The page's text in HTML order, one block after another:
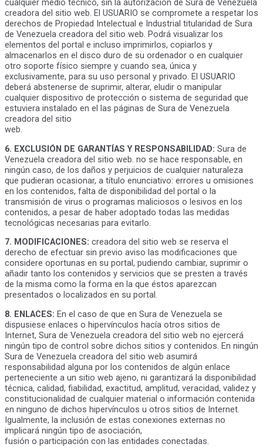
cualquier medio técnico, sin la autorización de Sura de Venezuela
creadora del sitio web. El USUARIO se compromete a respetar los
derechos de Propiedad Intelectual e Industrial titularidad de Sura
de Venezuela creadora del sitio web. Podrá visualizar los
elementos del portal e incluso imprimirlos, copiarlos y
almacenarlos en el disco duro de su ordenador o en cualquier
otro soporte físico siempre y cuando sea, única y
exclusivamente, para su uso personal y privado. El USUARIO
deberá abstenerse de suprimir, alterar, eludir o manipular
cualquier dispositivo de protección o sistema de seguridad que
estuviera instalado en el las páginas de Sura de Venezuela
creadora del sitio
web.
6. EXCLUSIÓN DE GARANTÍAS Y RESPONSABILIDAD: Sura de
Venezuela creadora del sitio web. no se hace responsable, en
ningún caso, de los daños y perjuicios de cualquier naturaleza
que pudieran ocasionar, a título enunciativo: errores u omisiones
en los contenidos, falta de disponibilidad del portal o la
transmisión de virus o programas maliciosos o lesivos en los
contenidos, a pesar de haber adoptado todas las medidas
tecnológicas necesarias para evitarlo.
7. MODIFICACIONES: creadora del sitio web se reserva el
derecho de efectuar sin previo aviso las modificaciones que
considere oportunas en su portal, pudiendo cambiar, suprimir o
añadir tanto los contenidos y servicios que se presten a través
de la misma como la forma en la que éstos aparezcan
presentados o localizados en su portal.
8. ENLACES: En el caso de que en Sura de Venezuela se
dispusiese enlaces o hipervínculos hacía otros sitios de
Internet, Sura de Venezuela creadora del sitio web no ejercerá
ningún tipo de control sobre dichos sitios y contenidos. En ningún
Sura de Venezuela creadora del sitio web asumirá
responsabilidad alguna por los contenidos de algún enlace
perteneciente a un sitio web ajeno, ni garantizará la disponibilidad
técnica, calidad, fiabilidad, exactitud, amplitud, veracidad, validez y
constitucionalidad de cualquier material o información contenida
en ninguno de dichos hipervínculos u otros sitios de Internet.
Igualmente, la inclusión de estas conexiones externas no
implicará ningún tipo de asociación,
fusión o participación con las entidades conectadas.